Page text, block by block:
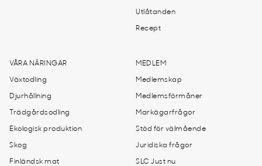
Utlåtanden
Recept
VÅRA NÄRINGAR
Växtodling
Djurhållning
Trädgårdsodling
Ekologisk produktion
Skog
Finländsk mat
MEDLEM
Medlemskap
Medlemsförmåner
Markägarfrågor
Stöd för välmående
Juridiska frågor
SLC Just nu